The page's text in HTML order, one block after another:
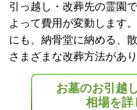
引っ越し・改葬先の霊園
よって費用が変動します
にも、納骨堂に納める、
さまざまな改葬方法があり
お墓のお引越
相場を詳